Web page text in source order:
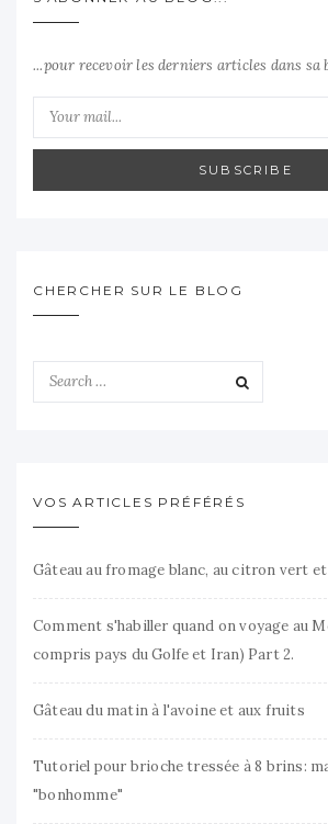
...pour recevoir les derniers articles dans sa
SUBSCRIBE
CHERCHER SUR LE BLOG
VOS ARTICLES PRÉFÉRÉS
Gâteau au fromage blanc, au citron vert
Comment s'habiller quand on voyage au
compris pays du Golfe et Iran) Part 2.
Gâteau du matin à l'avoine et aux fruits
Tutoriel pour brioche tressée à 8 brins:
"bonhomme"